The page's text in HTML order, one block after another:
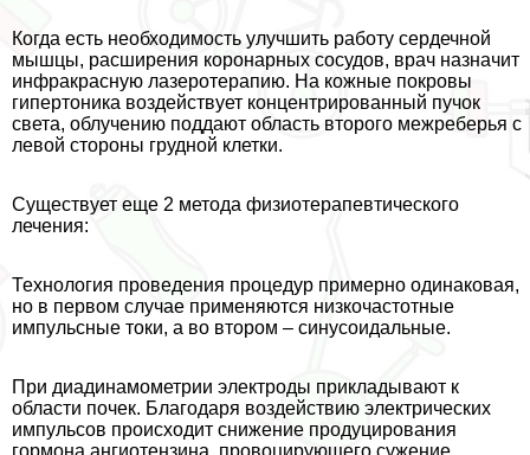
Когда есть необходимость улучшить работу сердечной
мышцы, расширения коронарных сосудов, врач назначит
инфpaкрасную лазеротерапию. На кожные покровы
гипертоника воздействует концентрированный пучок
света, облучению поддают область второго межреберья с
левой стороны грудной клетки.
Существует еще 2 метода физиотерапевтического
лечения:
Технология проведения процедур примерно одинаковая,
но в первом случае применяются низкочастотные
импульсные токи, а во втором – синусоидальные.
При диадинамометрии электроды прикладывают к
области почек. Благодаря воздействию электрических
импульсов происходит снижение продуцирования
гормона ангиотензина, провоцирующего сужение